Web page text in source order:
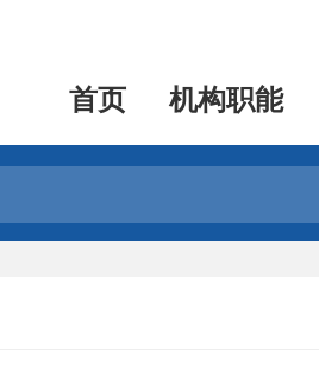
首页 机构职能